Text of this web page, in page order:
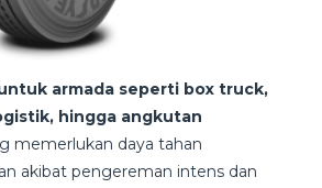
armada seperti box truck,
hingga angkutan
memerlukan daya tahan
akibat pengereman intens dan